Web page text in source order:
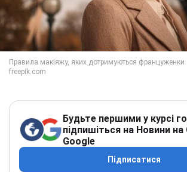
Будьте першими у курсі
підпишіться на Новини на
Google
Підписатися